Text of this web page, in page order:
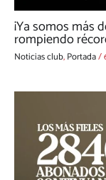
¡Ya somos más
rompiendo
Noticias club,Portada/